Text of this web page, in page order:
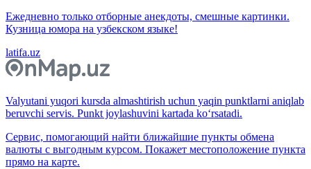
Ежедневно только отборные анекдоты, смешные картинки.
Кузница юмора на узбекском языке!
latifa.uz
Valyutani yuqori kursda almashtirish uchun yaqin punktlarni aniqlab
beruvchi servis. Punkt joylashuvini kartada ko‘rsatadi.
Сервис, помогающий найти ближайшие пункты обмена
валюты с выгодным курсом. Покажет местоположение пункта
прямо на карте.